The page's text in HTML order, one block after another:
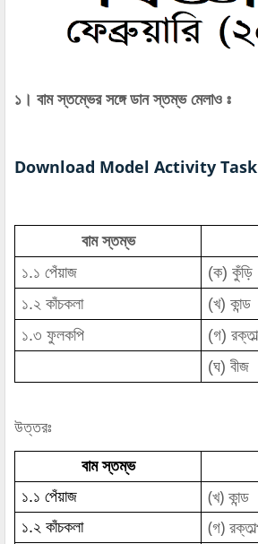
১। বাম স্তম্ভের সঙ্গে ডান স্তম্ভ মেলাও ঃ
Download Model Activity Task
বাম স্তম্ভ
১.১ পেঁয়াজ
(ক) কুঁড়ি
১.২ কাঁচকলা
(খ) কান্ড
১.৩ ফুলকপি
(গ)
(ঘ) বীজ
উত্তরঃ
বাম স্তম্ভ
১.১ পেঁয়াজ
(খ) কান্ড
১.২ কাঁচকলা (গ)